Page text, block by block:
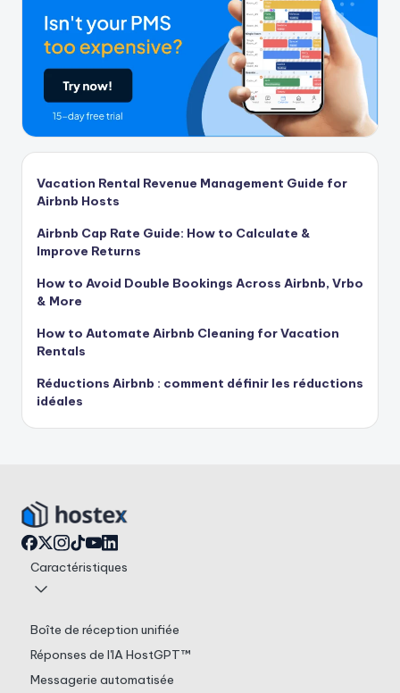
Vacation Rental Revenue Management Guide for
Airbnb Hosts
Airbnb Cap Rate Guide: How to Calculate &
Improve Returns
How to Avoid Double Bookings Across Airbnb, Vrbo
& More
How to Automate Airbnb Cleaning for Vacation
Rentals
Réductions Airbnb : comment définir les réductions
idéales
Caractéristiques
Boîte de réception unifiée
Réponses de l'IA HostGPT™
Messagerie automatisée